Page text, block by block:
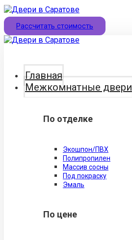
Рассчитать стоимость
Главная
Межкомнатные двери
По отделке
Экошпон/ПВХ
Полипропилен
Массив сосны
Под покраску
Эмаль
По цене